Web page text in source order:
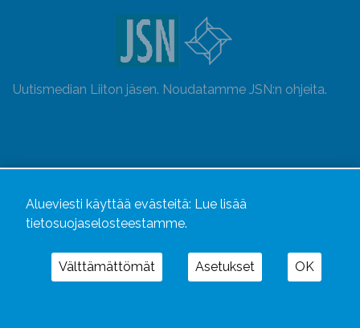
Uutismedian Liiton jäsen. Noudatamme JSN:n ohjeita.
Alueviesti käyttää evästeitä: Lue lisää
tietosuojaselosteestamme.
Välttämättömät Asetukset OK